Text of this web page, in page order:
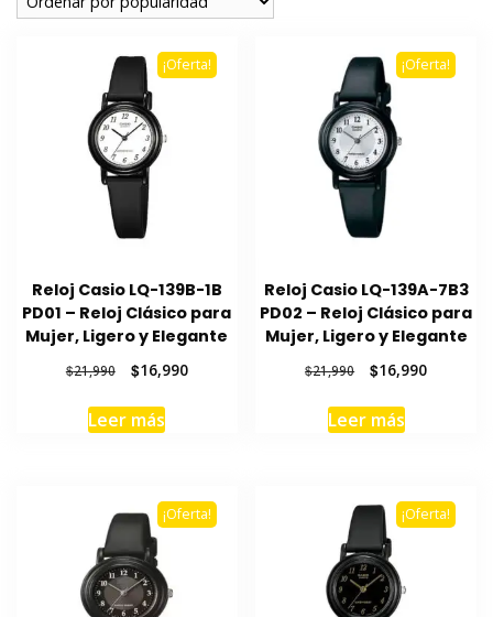
¡Oferta!
Reloj Casio LQ-139B-1B
PD01 – Reloj Clásico para
Mujer, Ligero y Elegante
$21,990
original
era:
$16,990El
Leer más
¡Oferta!
Reloj Casio LQ-139A-7B3
PD02 – Reloj Clásico para
Mujer, Ligero y Elegante
$21,990
El
original
era:
$16,990El
Leer más
¡Oferta! ¡Oferta!